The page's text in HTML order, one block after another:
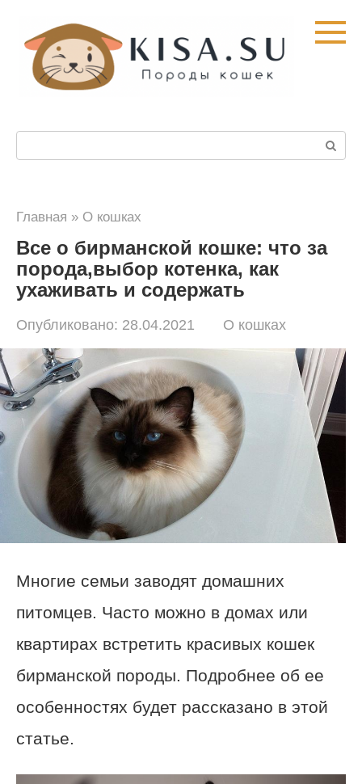
контенту
Главная » О кошках
Все о бирманской кошке: что за
порода,выбор котенка, как
ухаживать и содержать
Опубликовано: 28.04.2021 О кошках
Многие семьи заводят домашних
питомцев. Часто можно в домах или
квартирах встретить красивых кошек
бирманской породы. Подробнее об ее
особенностях будет рассказано в этой
статье.